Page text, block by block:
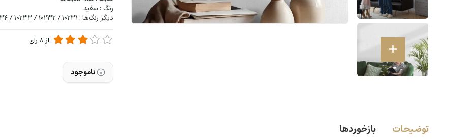
رنگ : سفید
دیگر رنگ‌ها : ۱۰۲۳۱ / ۱۰۲۳۲ / ۱۰۲۳۳ / ۱۰۲۳۴ / ۱۰۲۳۶ / ۱۰۲۳۷ / ۱۰۲۳۸ / ۱۰۲۳۹ / ۱۰۲۴
از8رای
ناموجود
توضیحات بازخوردها